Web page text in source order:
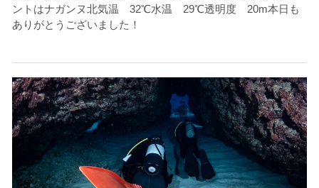
ントはナガンヌ北気温 32℃水温 29℃透明度 20m本日も
ありがとうございました！